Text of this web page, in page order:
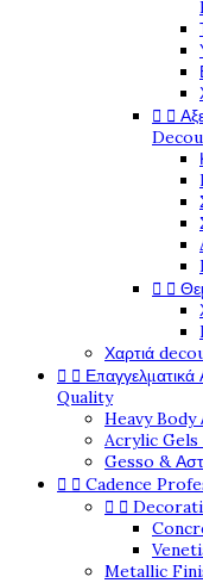
 
 
Χαρτιά
 
Quality
Heavy Body
Acrylic Gels
Gesso &
  Cadence
 
Metallic